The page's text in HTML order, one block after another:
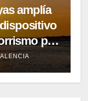
amplía
por
agosto